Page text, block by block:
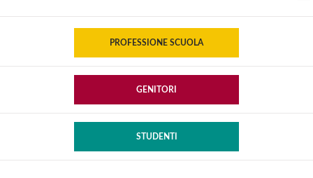
PROFESSIONE SCUOLA
GENITORI
STUDENTI